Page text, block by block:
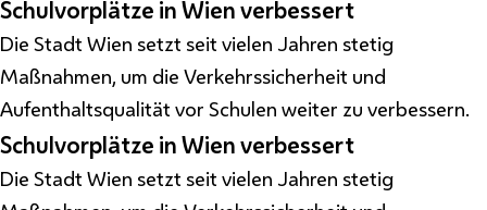
Schulvorplätze in Wien verbessert
Die Stadt Wien setzt seit vielen Jahren stetig
Maßnahmen, um die Verkehrssicherheit und
Aufenthaltsqualität vor Schulen weiter zu verbessern.
Schulvorplätze in Wien verbessert
Die Stadt Wien setzt seit vielen Jahren stetig